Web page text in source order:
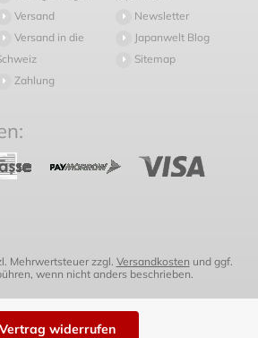
Versand
Versand in die
Zahlung
Newsletter
Japanwelt Blog
Sitemap
Mehrwertsteuer zzgl. Versandkosten und ggf.
wenn nicht anders beschrieben.
Vertrag widerrufen